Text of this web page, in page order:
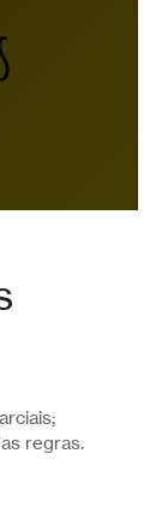
regras.